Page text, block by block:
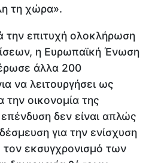
τη χώρα».
την επιτυχή ολοκλήρωση
η Ευρωπαϊκή Ένωση
άλλα 200
να λειτουργήσει ως
την οικονομία της
δεν είναι απλώς
για την ενίσχυση
τον εκσυγχρονισμό των